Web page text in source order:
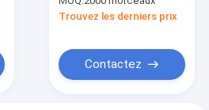
denrées alimentaires
des produits
Washer
Trouvez les derniers prix
Contactez